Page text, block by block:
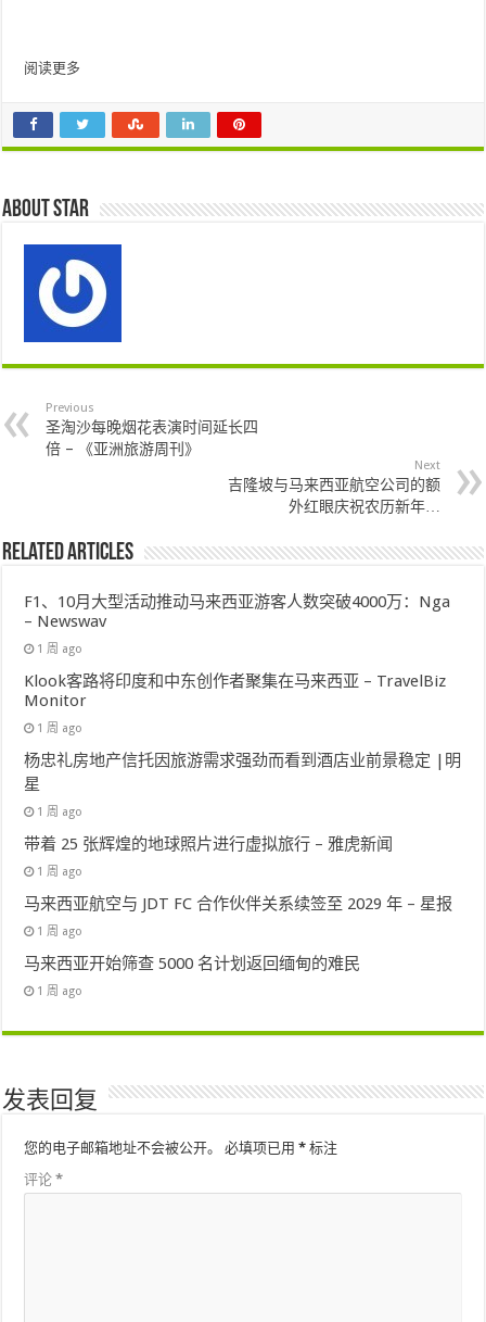
阅读更多
About star
Previous
圣淘沙每晚烟花表演时间延长四
倍 – 《亚洲旅游周刊》
Next
吉隆坡与马来西亚航空公司的额
外红眼庆祝农历新年…
Related Articles
F1、10月大型活动推动马来西亚游客人数突破4000万：Nga
– Newswav
1 周 ago
Klook客路将印度和中东创作者聚集在马来西亚 – TravelBiz
Monitor
1 周 ago
杨忠礼房地产信托因旅游需求强劲而看到酒店业前景稳定 |明
星
1 周 ago
带着 25 张辉煌的地球照片进行虚拟旅行 – 雅虎新闻
1 周 ago
马来西亚航空与 JDT FC 合作伙伴关系续签至 2029 年 – 星报
1 周 ago
马来西亚开始筛查 5000 名计划返回缅甸的难民
1 周 ago
发表回复
您的电子邮箱地址不会被公开。 必填项已用* 标注
评论*